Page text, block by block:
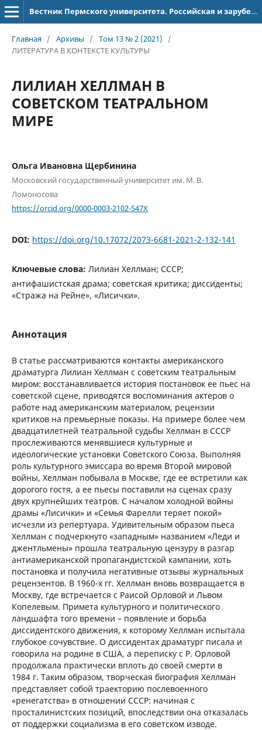
Вестник Пермского университета. Российская и зарубежная филология
Главная / Архивы / Том 13 № 2 (2021)
/
ЛИТЕРАТУРА В КОНТЕКСТЕ КУЛЬТУРЫ
ЛИЛИАН ХЕЛЛМАН В
СОВЕТСКОМ ТЕАТРАЛЬНОМ
МИРЕ
Ольга Ивановна Щербинина
Московский государственный университет им. М. В.
Ломоносова
https://orcid.org/0000-0003-2102-547X
DOI: https://doi.org/10.17072/2073-6681-2021-2-132-141
Ключевые слова: Лилиан Хеллман; СССР;
антифашистская драма; советская критика; диссиденты;
«Стража на Рейне», «Лисички».
Аннотация
В статье рассматриваются контакты американского
драматурга Лилиан Хеллман с советским театральным
миром: восстанавливается история постановок ее пьес на
советской сцене, приводятся воспоминания актеров о
работе над американским материалом, рецензии
критиков на премьерные показы. На примере более чем
двадцатилетней театральной судьбы Хеллман в СССР
прослеживаются менявшиеся культурные и
идеологические установки Советского Союза. Выполняя
роль культурного эмиссара во время Второй мировой
войны, Хеллман побывала в Москве, где ее встретили как
дорогого гостя, а ее пьесы поставили на сценах сразу
двух крупнейших театров. С началом холодной войны
драмы «Лисички» и «Семья Фарелли теряет покой»
исчезли из репертуара. Удивительным образом пьеса
Хеллман с подчеркнуто «западным» названием «Леди и
джентльмены» прошла театральную цензуру в разгар
антиамериканской пропагандистской кампании, хоть
постановка и получила негативные отзывы журнальных
рецензентов. В 1960-х гг. Хеллман вновь возвращается в
Москву, где встречается с Раисой Орловой и Львом
Копелевым. Примета культурного и политического
ландшафта того времени – появление и борьба
диссидентского движения, к которому Хеллман испытала
глубокое сочувствие. О диссидентах драматург писала и
говорила на родине в США, а переписку с Р. Орловой
продолжала практически вплоть до своей смерти в
1984 г. Таким образом, творческая биография Хеллман
представляет собой траекторию послевоенного
«ренегатства» в отношении СССР: начиная с
просталинистских позиций, впоследствии она отказалась
от поддержки социализма в его советском изводе.